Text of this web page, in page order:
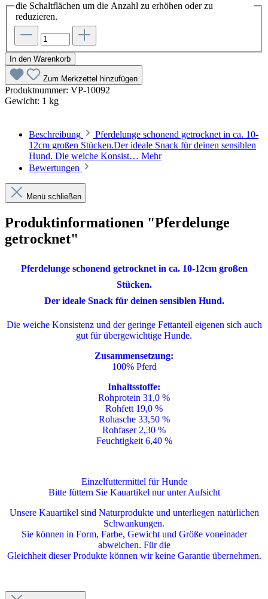
die Schaltflächen um die Anzahl zu erhöhen oder zu
reduzieren.
In den Warenkorb
Zum Merkzettel hinzufügen
Produktnummer: VP-10092
Gewicht: 1 kg
Beschreibung
Pferdelunge schonend getrocknet in ca. 10-
12cm großen Stücken.Der ideale Snack für deinen sensiblen
Hund. Die weiche Konsist… Mehr
Bewertungen
Menü schließen
Produktinformationen "Pferdelunge
getrocknet"
Pferdelunge schonend getrocknet in ca. 10-12cm großen
Stücken.
Der ideale Snack für deinen sensiblen Hund.
Die weiche Konsistenz und der geringe Fettanteil eigenen sich auch
gut für übergewichtige Hunde.
Zusammensetzung:
100% Pferd
Inhaltsstoffe:
Rohprotein 31,0 %
Rohfett 19,0 %
Rohasche 33,50 %
Rohfaser 2,30 %
Feuchtigkeit 6,40 %
Einzelfuttermittel für Hunde
Bitte füttern Sie Kauartikel nur unter Aufsicht
Unsere Kauartikel sind Naturprodukte und unterliegen natürlichen
Schwankungen.
Sie können in Form, Farbe, Gewicht und Größe voneinader
abweichen. Für die
Gleichheit dieser Produkte können wir keine Garantie übernehmen.